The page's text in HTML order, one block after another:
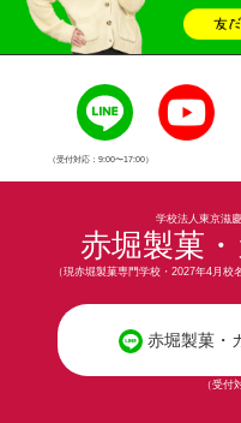
（受付対応：9:00〜17:00）
学校法人東京滋
赤堀製菓
（現赤堀製菓専門学校・2027年4月
赤堀製菓・
（受付